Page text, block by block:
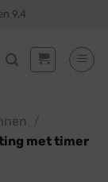
9,4
met timer